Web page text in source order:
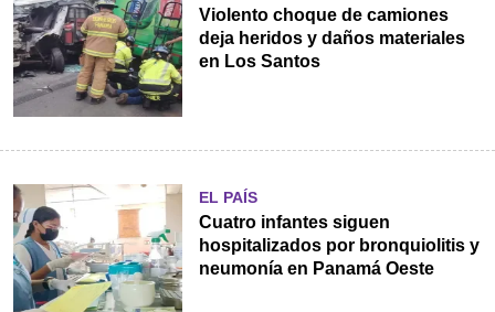
Violento choque de camiones
deja heridos y daños materiales
en Los Santos
EL PAÍS
Cuatro infantes siguen
hospitalizados por bronquiolitis y
neumonía en Panamá Oeste